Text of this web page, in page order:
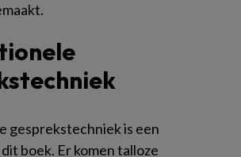
gesprekstechniek is een
boek. Er komen talloze